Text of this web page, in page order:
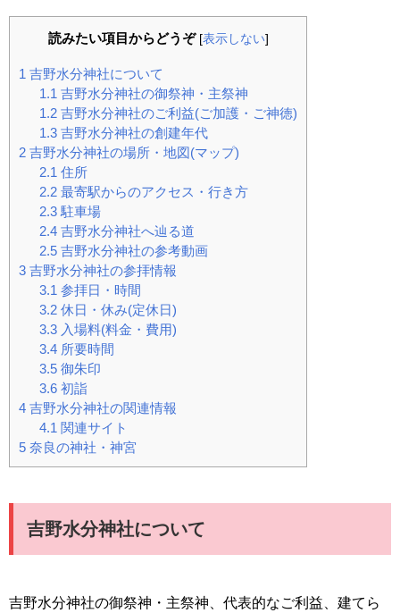
読みたい項目からどうぞ [表示しない]
1 吉野水分神社について
1.1吉野水分神社の御祭神・主祭神
1.2吉野水分神社のご利益(ご加護・ご神徳)
1.3吉野水分神社の創建年代
2 吉野水分神社の場所・地図(マップ)
2.1住所
2.2最寄駅からのアクセス・行き方
2.3駐車場
2.4吉野水分神社へ辿る道
2.5吉野水分神社の参考動画
3 吉野水分神社の参拝情報
3.1参拝日・時間
3.2休日・休み(定休日)
3.3入場料(料金・費用)
3.4所要時間
3.5御朱印
3.6初詣
4 吉野水分神社の関連情報
4.1関連サイト
5 奈良の神社・神宮
吉野水分神社について
吉野水分神社の御祭神・主祭神、代表的なご利益、建てら